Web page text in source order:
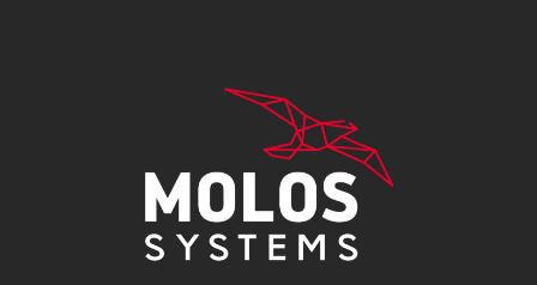
WSKAŹNIK
DIAGNOSTYCE
MASZYN